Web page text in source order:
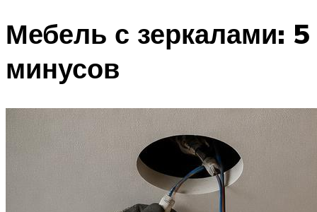
Мебель с зеркалами: 5
минусов